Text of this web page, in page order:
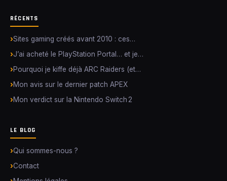
RÉCENTS
Sites gaming créés avant 2010 : ces…
J’ai acheté le PlayStation Portal… et je…
Pourquoi je kiffe déjà ARC Raiders (et…
Mon avis sur le dernier patch APEX
Mon verdict sur la Nintendo Switch 2
LE BLOG
Qui sommes-nous ?
Contact